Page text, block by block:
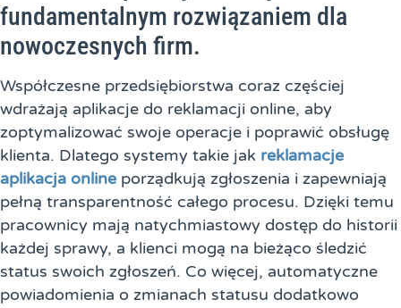
fundamentalnym rozwiązaniem dla
nowoczesnych firm.
Współczesne przedsiębiorstwa coraz częściej
wdrażają aplikacje do reklamacji online, aby
zoptymalizować swoje operacje i poprawić obsługę
klienta. Dlatego systemy takie jak reklamacje
aplikacja online porządkują zgłoszenia i zapewniają
pełną transparentność całego procesu. Dzięki temu
pracownicy mają natychmiastowy dostęp do historii
każdej sprawy, a klienci mogą na bieżąco śledzić
status swoich zgłoszeń. Co więcej, automatyczne
powiadomienia o zmianach statusu dodatkowo